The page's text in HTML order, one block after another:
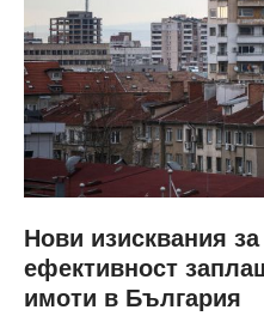
Нови изисквания
ефективност
имоти в България